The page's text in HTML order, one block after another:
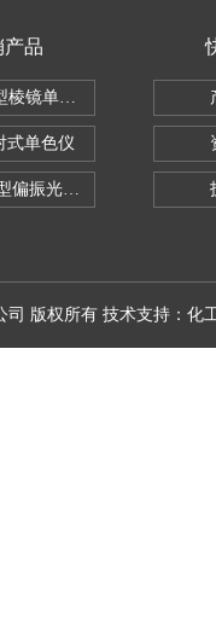
产品
镜单色仪
式单色仪
偏振光演示仪
版权所有 技术支持： 化